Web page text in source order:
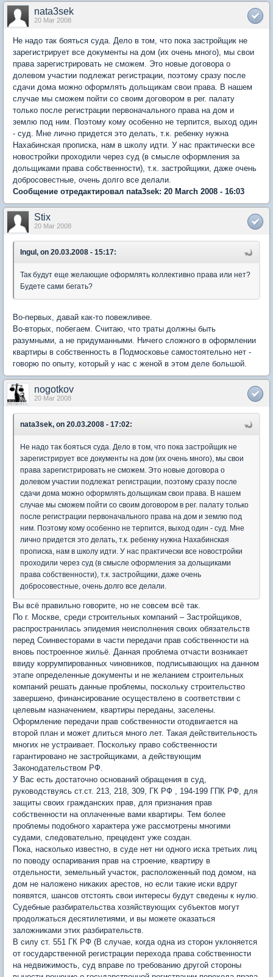
nata3sek
20 Mar 2008
Не надо так бояться суда. Дело в том, что пока застройщик не
зарегистрирует все документы на дом (их очень много), мы свои
права зарегистрировать не сможем. Это новые договора о
долевом участии подлежат регистрации, поэтому сразу после
сдачи дома можно оформлять дольщикам свои права. В нашем
случае мы сможем пойти со своим договором в рег. палату
только после регистрации первоначального права на дом и
землю под ним. Поэтому кому особенно не терпится, выход один
- суд. Мне лично придется это делать, т.к. ребенку нужна
Нахабинская прописка, нам в школу идти. У нас практически все
новостройки проходили через суд (в смысле оформления за
дольщиками права собственности), т.к. застройщики, даже очень
добросовестные, очень долго все делали.
Сообщение отредактировал nata3sek: 20 March 2008 - 16:03
Stix
20 Mar 2008
Ingul, on 20.03.2008 - 15:17:
Так будут еще желающие оформлять коллективно права или нет?
Будете сами бегать?
Во-первых, давай как-то повежливее.
Во-вторых, побегаем. Считаю, что траты должны быть
разумными, а не придуманными. Ничего сложного в оформлении
квартиры в собственность в Подмосковье самостоятельно нет -
говорю по опыту, который у нас с женой в этом деле большой.
nogotkov
20 Mar 2008
nata3sek, on 20.03.2008 - 17:02:
Не надо так бояться суда. Дело в том, что пока застройщик не
зарегистрирует все документы на дом (их очень много), мы свои
права зарегистрировать не сможем. Это новые договора о
долевом участии подлежат регистрации, поэтому сразу после
сдачи дома можно оформлять дольщикам свои права. В нашем
случае мы сможем пойти со своим договором в рег. палату только
после регистрации первоначального права на дом и землю под
ним. Поэтому кому особенно не терпится, выход один - суд. Мне
лично придется это делать, т.к. ребенку нужна Нахабинская
прописка, нам в школу идти. У нас практически все новостройки
проходили через суд (в смысле оформления за дольщиками
права собственности), т.к. застройщики, даже очень
добросовестные, очень долго все делали.
Вы всё правильно говорите, но не совсем всё так.
По г. Москве, среди строительных компаний – Застройщиков,
распространилась эпидемия неисполнения своих обязательств
перед Соинвесторами в части передачи прав собственности на
вновь построенное жильё. Данная проблема отчасти возникает
ввиду коррумпированных чиновников, подписывающих на данном
этапе определенные документы и не желанием строительных
компаний решать данные проблемы, поскольку строительство
завершено, финансирование осуществлено в соответствии с
целевым назначением, квартиры переданы, заселены.
Оформление передачи прав собственности отодвигается на
второй план и может длиться много лет. Такая действительность
многих не устраивает. Поскольку право собственности
гарантировано не застройщиками, а действующим
Законодательством РФ.
У Вас есть достаточно оснований обращения в суд,
руководствуясь ст.ст. 213, 218, 309, ГК РФ , 194-199 ГПК РФ, для
защиты своих гражданских прав, для признания прав
собственности на оплаченные вами квартиры. Тем более
проблемы подобного характера уже рассмотрены многими
судами, следовательно, прецедент уже создан.
Пока, насколько известно, в суде нет ни одного иска третьих лиц
по поводу оспаривания прав на строение, квартиру в
отдельности, земельный участок, расположенный под домом, на
дом не наложено никаких арестов, но если такие иски вдруг
появятся, шансов отстоять свои интересы будут сведены к нулю.
Судебные разбирательства хозяйствующих субъектов могут
продолжаться десятилетиями, и вы можете оказаться
заложниками этих разбирательств.
В силу ст. 551 ГК РФ (В случае, когда одна из сторон уклоняется
от государственной регистрации перехода права собственности
на недвижимость, суд вправе по требованию другой стороны